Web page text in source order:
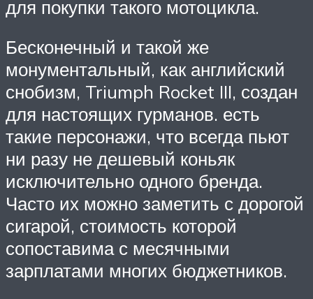
для покупки такого мотоцикла.
Бесконечный и такой же
монументальный, как английский
снобизм, Triumph Rocket III, создан
для настоящих гурманов. есть
такие персонажи, что всегда пьют
ни разу не дешевый коньяк
исключительно одного бренда.
Часто их можно заметить с дорогой
сигарой, стоимость которой
сопоставима с месячными
зарплатами многих бюджетников.